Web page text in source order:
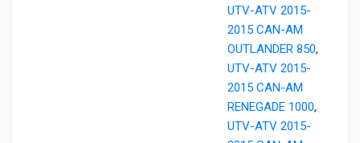
UTV-ATV 2015-
2015 CAN-AM
OUTLANDER 850,
UTV-ATV 2015-
2015 CAN-AM
RENEGADE 1000,
UTV-ATV 2015-